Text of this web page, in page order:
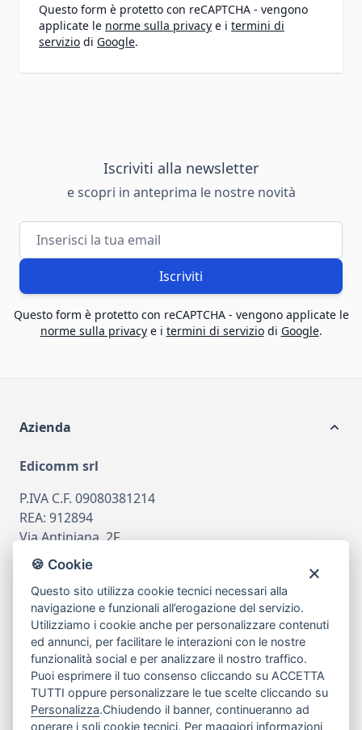
Questo form è protetto con reCAPTCHA - vengono
applicate le norme sulla privacy e i termini di
servizio di Google.
Iscriviti alla newsletter
e scopri in anteprima le nostre novità
Indirizzo email
Iscriviti
Questo form è protetto con reCAPTCHA - vengono applicate le
norme sulla privacye i termini di serviziodi Google.
Azienda
Edicomm srl
P.IVA C.F. 09080381214
REA: 912894
Via Antiniana, 2F
80078 Pozzuoli
tel081.7515380
emailinfo@edicomm.it
Assistenza Clienti
Chi siamo
🍪 Cookie
Questo sito utilizza cookie tecnici necessari alla
navigazione e funzionali all’erogazione del servizio.
Utilizziamo i cookie anche per personalizzare contenuti
ed annunci, per facilitare le interazioni con le nostre
funzionalità social e per analizzare il nostro traffico.
Puoi esprimere il tuo consenso cliccando su ACCETTA
TUTTI oppure personalizzare le tue scelte cliccando su
Personalizza.Chiudendo il banner, continueranno ad
operare i soli cookie tecnici. Per maggiori informazioni